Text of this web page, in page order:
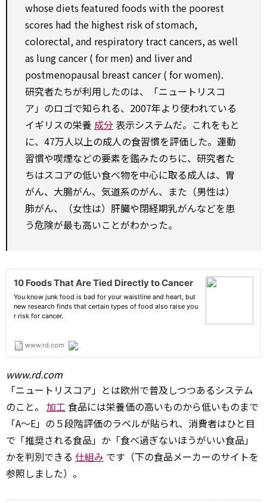
whose diets featured foods with the poorest
scores had the highest risk of stomach,
colorectal, and respiratory tract cancers,as well
as lung cancer ( formen) and liverand
postmenopausal breast cancer ( forwomen).
研究者たちが利用したのは、「ニュートリスコ
ア」のロゴで知られる、2007年より使われている
イギリスの栄養 成分 表示システムだ。これをもと
に、47万人以上の成人の食習慣を評価した。運動
習慣や喫煙などの要素を鑑みたのちに、研究者た
ちはスコアの低い食べ物を中心に取る成人は、胃
がん、大腸がん、気道系のがん、また（男性は）
肺がん、（女性は）肝臓や閉経期乳がんなどを患
う危険が最も高いことがわかった。
www.rd.com
「ニュートリスコア」とは欧州で普及しつつあるシステム
のこと。 加工 食品には栄養価の高いものから低いものまで
「A～E」の５段階評価のラベルが貼られ、消費者はひと目
で「推奨される食品」か「食べ過ぎないほうがいい食品」
かを判別できる 仕組み です（下の食品メーカーのサイトを
参照しました）。